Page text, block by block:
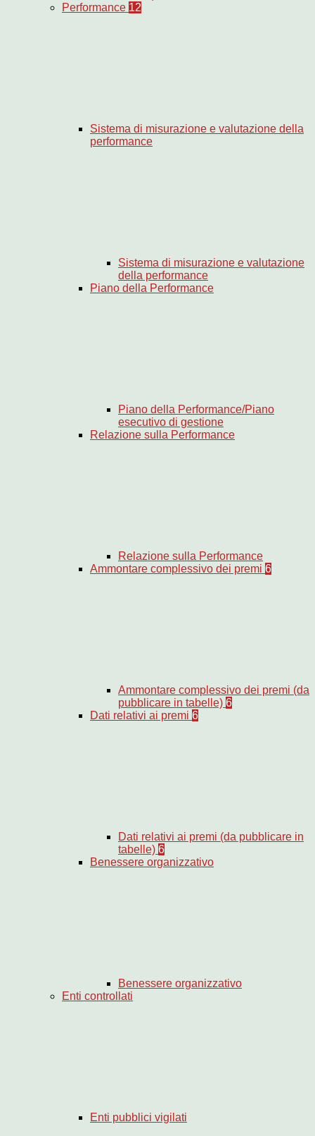
Performance 12
Sistema di misurazione e valutazione della
performance
Sistema di misurazione e valutazione
della performance
Piano della Performance
Piano della Performance/Piano
esecutivo di gestione
Relazione sulla Performance
Relazione sulla Performance
Ammontare complessivo dei premi 6
Ammontare complessivo dei premi (da
pubblicare in tabelle) 6
Dati relativi ai premi 6
Dati relativi ai premi (da pubblicare in
tabelle) 6
Benessere organizzativo
Benessere organizzativo
Enti controllati
Enti pubblici vigilati